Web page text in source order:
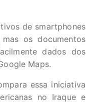
de smartphones
os documentos
dados dos
Maps.
essa iniciativa
no Iraque e